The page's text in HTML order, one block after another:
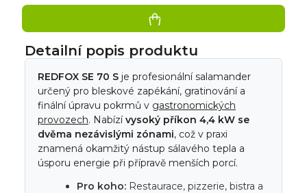
4,0
5
hvězdiček.
Detailní popis produktu
REDFOX SE 70 S je profesionální salamander
určený pro bleskové zapékání, gratinování a
finální úpravu pokrmů v gastronomických
provozech. Nabízívysoký příkon 4,4 kW se
dvěma nezávislými zónami, což v praxi
znamená okamžitý nástup sálavého tepla a
úsporu energie při přípravě menších porcí.
Pro koho:Restaurace, pizzerie, bistra a